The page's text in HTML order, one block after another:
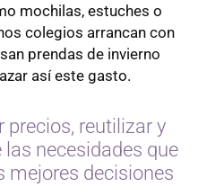
mochilas, estuches o
colegios arrancan con
prendas de invierno
así este gasto.
precios, reutilizar y
necesidades que
mejores decisiones